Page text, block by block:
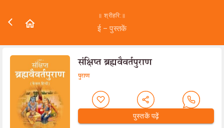
॥ श्रीहरि:॥
ई – पुस्तकें
संक्षिप्त ब्रह्मवैवर्तपुराण
पुराण
पुस्तकें पढ़ें